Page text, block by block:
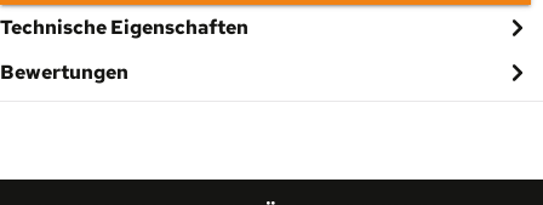
Technische Eigenschaften
Bewertungen